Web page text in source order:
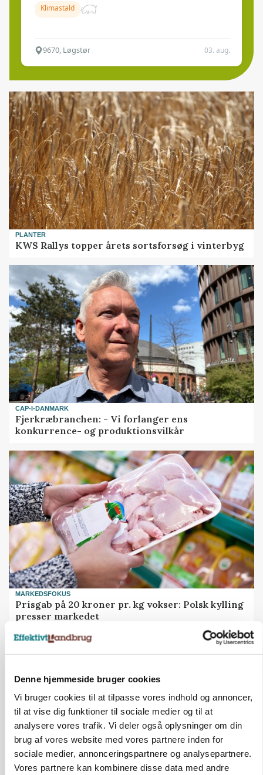
Denne hjemmeside bruger cookies
Vi bruger cookies til at tilpasse vores indhold og annoncer,
til at vise dig funktioner til sociale medier og til at
analysere vores trafik. Vi deler også oplysninger om din
brug af vores website med vores partnere inden for
sociale medier, annonceringspartnere og analysepartnere.
Vores partnere kan kombinere disse data med andre
Klimastald
9670, Løgstør 03. aug.
PLANTER
KWS Rallys topper årets sortsforsøg i vinterbyg
CAP-I-DANMARK
Fjerkræbranchen: - Vi forlanger ens
konkurrence- og produktionsvilkår
MARKEDSFOKUS
Prisgab på 20 kroner pr. kg vokser: Polsk kylling
presser markedet
Loading...